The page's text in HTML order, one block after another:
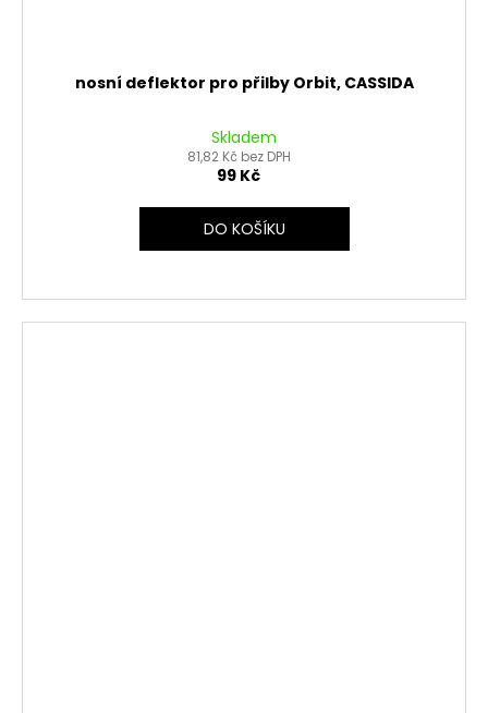
nosní deflektor pro přilby Orbit, CASSIDA
Skladem
81,82 Kč bez DPH
99 Kč
DO KOŠÍKU